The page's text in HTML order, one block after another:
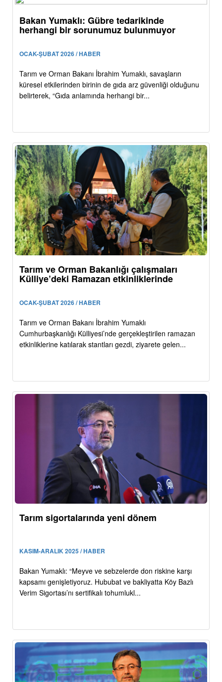
Bakan Yumaklı: Gübre tedarikinde
herhangi bir sorunumuz bulunmuyor
OCAK-ŞUBAT 2026 / HABER
Tarım ve Orman Bakanı İbrahim Yumaklı, savaşların
küresel etkilerinden birinin de gıda arz güvenliği olduğunu
belirterek, “Gıda anlamında herhangi bir...
Tarım ve Orman Bakanlığı çalışmaları
Külliye’deki Ramazan etkinliklerinde
OCAK-ŞUBAT 2026 / HABER
Tarım ve Orman Bakanı İbrahim Yumaklı
Cumhurbaşkanlığı Külliyesi’nde gerçekleştirilen ramazan
etkinliklerine katılarak stantları gezdi, ziyarete gelen...
Tarım sigortalarında yeni dönem
KASIM-ARALIK 2025 / HABER
Bakan Yumaklı: “Meyve ve sebzelerde don riskine karşı
kapsamı genişletiyoruz. Hububat ve bakliyatta Köy Bazlı
Verim Sigortası’nı sertifikalı tohumlukl...